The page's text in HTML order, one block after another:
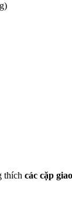
thích các cặp